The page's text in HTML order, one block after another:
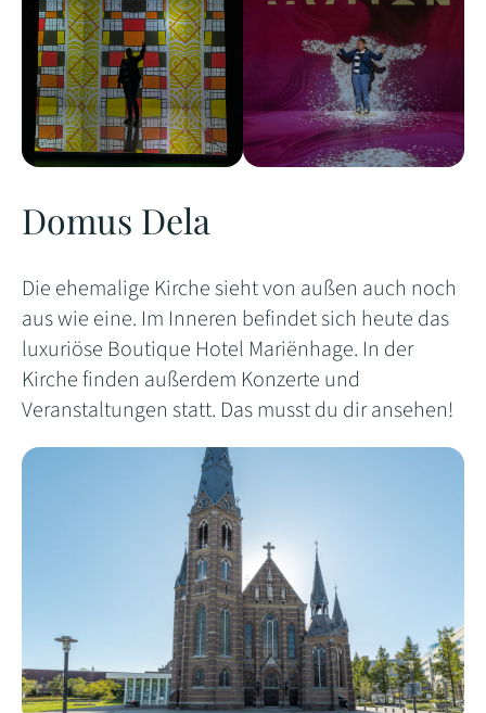
Domus Dela
Die ehemalige Kirche sieht von außen auch noch
aus wie eine. Im Inneren befindet sich heute das
luxuriöse Boutique Hotel Mariënhage. In der
Kirche finden außerdem Konzerte und
Veranstaltungen statt. Das musst du dir ansehen!